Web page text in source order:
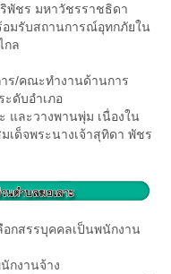
พัชร มหาวัชรราชธิดา
อมรับสถานการณ์อุทกภัยใน
กล
ร/คณะทำงานด้านการ
ดับอำเภอ
และวางพานพุ่ม เนื่องใน
ด็จพระนางเจ้าสุทิดา พัชร
กสรรบุคคลเป็นพนักงาน
กงานจ้าง